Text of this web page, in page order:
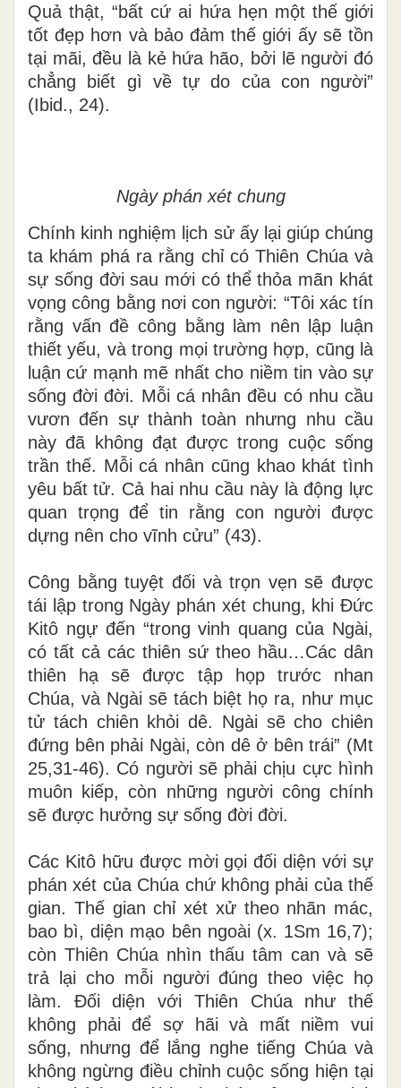
Quả thật, “bất cứ ai hứa hẹn một thế giới
tốt đẹp hơn và bảo đảm thế giới ấy sẽ tồn
tại mãi, đều là kẻ hứa hão, bởi lẽ người đó
chẳng biết gì về tự do của con người”
(Ibid., 24).
Ngày phán xét chung
Chính kinh nghiệm lịch sử ấy lại giúp chúng
ta khám phá ra rằng chỉ có Thiên Chúa và
sự sống đời sau mới có thể thỏa mãn khát
vọng công bằng nơi con người: “Tôi xác tín
rằng vấn đề công bằng làm nên lập luận
thiết yếu, và trong mọi trường hợp, cũng là
luận cứ mạnh mẽ nhất cho niềm tin vào sự
sống đời đời. Mỗi cá nhân đều có nhu cầu
vươn đến sự thành toàn nhưng nhu cầu
này đã không đạt được trong cuộc sống
trần thế. Mỗi cá nhân cũng khao khát tình
yêu bất tử. Cả hai nhu cầu này là động lực
quan trọng để tin rằng con người được
dựng nên cho vĩnh cửu” (43).
Công bằng tuyệt đối và trọn vẹn sẽ được
tái lập trong Ngày phán xét chung, khi Đức
Kitô ngự đến “trong vinh quang của Ngài,
có tất cả các thiên sứ theo hầu…Các dân
thiên hạ sẽ được tập họp trước nhan
Chúa, và Ngài sẽ tách biệt họ ra, như mục
tử tách chiên khỏi dê. Ngài sẽ cho chiên
đứng bên phải Ngài, còn dê ở bên trái” (Mt
25,31-46). Có người sẽ phải chịu cực hình
muôn kiếp, còn những người công chính
sẽ được hưởng sự sống đời đời.
Các Kitô hữu được mời gọi đối diện với sự
phán xét của Chúa chứ không phải của thế
gian. Thế gian chỉ xét xử theo nhãn mác,
bao bì, diện mạo bên ngoài (x. 1Sm 16,7);
còn Thiên Chúa nhìn thấu tâm can và sẽ
trả lại cho mỗi người đúng theo việc họ
làm. Đối diện với Thiên Chúa như thế
không phải để sợ hãi và mất niềm vui
sống, nhưng để lắng nghe tiếng Chúa và
không ngừng điều chỉnh cuộc sống hiện tại